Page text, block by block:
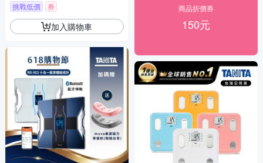
挑戰低價
券
加入購物車
商品折價券
150元